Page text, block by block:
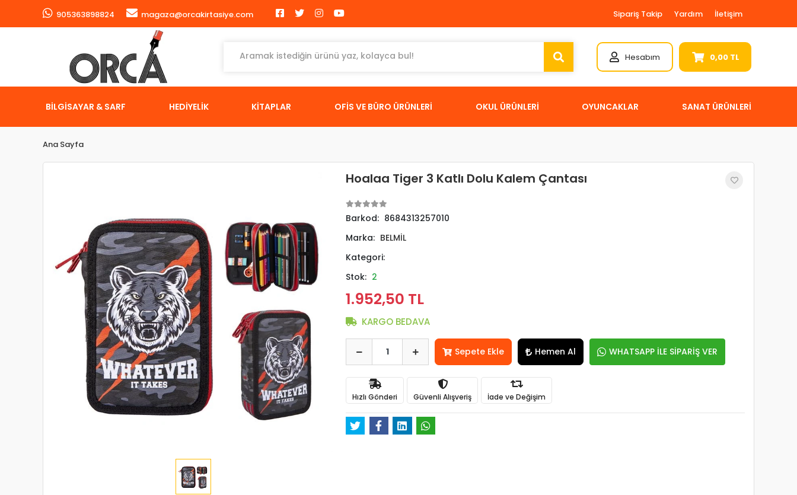
905363898824 magaza@orcakirtasiye.com Sipariş Takip Yardım İletişim
Hesabım 0,00 TL
BİLGİSAYAR & SARF HEDİYELİK KİTAPLAR OFİS VE BÜRO ÜRÜNLERİ OKUL ÜRÜNLERİ OYUNCAKLAR SANAT ÜRÜNLERİ
Ana Sayfa
Hoalaa Tiger 3 Katlı Dolu Kalem Çantası
Barkod: 8684313257010
Marka: BELMİL
Kategori:
Stok: 2
1.952,50 TL
KARGO BEDAVA
Sepete Ekle Hemen Al WHATSAPP İLE SİPARİŞ VER
Hızlı Gönderi Güvenli Alışveriş İade ve Değişim